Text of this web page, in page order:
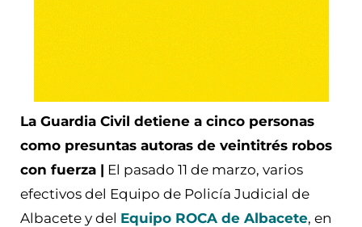
La Guardia Civil detiene a cinco personas
como presuntas autoras de veintitrés robos
con fuerza | El pasado 11 de marzo, varios
efectivos del Equipo de Policía Judicial de
Albacete y del Equipo ROCA de Albacete, en